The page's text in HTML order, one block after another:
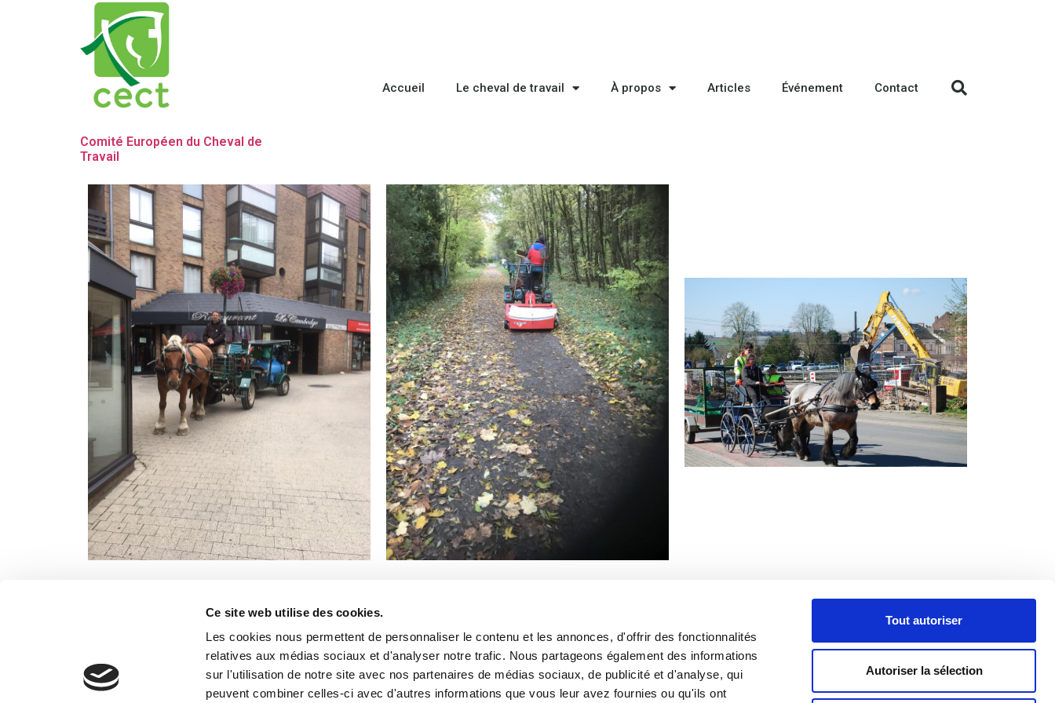
Ce site web utilise des cookies.
Les cookies nous permettent de personnaliser le contenu et les annonces, d'offrir des fonctionnalités
relatives aux médias sociaux et d'analyser notre trafic. Nous partageons également des informations
sur l'utilisation de notre site avec nos partenaires de médias sociaux, de publicité et d'analyse, qui
peuvent combiner celles-ci avec d'autres informations que vous leur avez fournies ou qu'ils ont
Tout autoriser
Autoriser la sélection
Comité Européen du Cheval de
Travail
Accueil Le cheval de travail À propos Articles Événement Contact
Ce fut le cas notamment lorsque, dans les années 2000, les Ministres régionaux Di Antonio puis Collin lancèrent des appels à projet afin de déployer les
Ces actions permirent au cheval de retrouver une place dans les espaces publiques et urbains où il est tantôt cantonnier pour collecter les déchets publiques et
sauvages, pour entretenir les voies lentes ou encore pour arroser les paniers fleuris dans les rues communales.